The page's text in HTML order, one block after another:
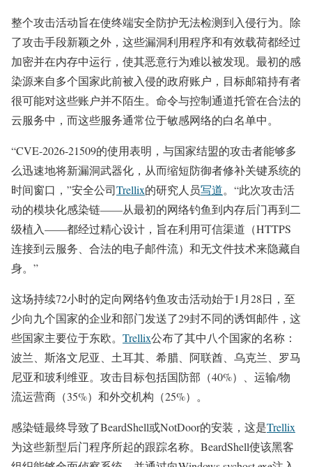
整个攻击活动旨在使终端安全防护无法检测到入侵行为。除
了攻击手段新颖之外，这些漏洞利用程序和有效载荷都经过
加密并在内存中运行，使其恶意行为难以被发现。最初的感
染源来自多个国家此前被入侵的政府账户，目标邮箱持有者
很可能对这些账户并不陌生。命令与控制通道托管在合法的
云服务中，而这些服务通常位于敏感网络的白名单中。
“CVE-2026-21509的使用表明，与国家结盟的攻击者能够多
么迅速地将新漏洞武器化，从而缩短防御者修补关键系统的
时间窗口，”安全公司Trellix的研究人员写道。“此次攻击活
动的模块化感染链——从最初的网络钓鱼到内存后门再到二
级植入——都经过精心设计，旨在利用可信渠道（HTTPS
连接到云服务、合法的电子邮件流）和无文件技术来隐藏自
身。”
这场持续72小时的定向网络钓鱼攻击活动始于1月28日，至
少向九个国家的企业和部门发送了29封不同的诱饵邮件，这
些国家主要位于东欧。 Trellix公布了其中八个国家的名称：
波兰、斯洛文尼亚、土耳其、希腊、阿联酋、乌克兰、罗马
尼亚和玻利维亚。攻击目标包括国防部（40%）、运输/物
流运营商（35%）和外交机构（25%）。
感染链最终导致了BeardShell或NotDoor的安装，这是Trellix
为这些新型后门程序所起的跟踪名称。BeardShell使该黑客